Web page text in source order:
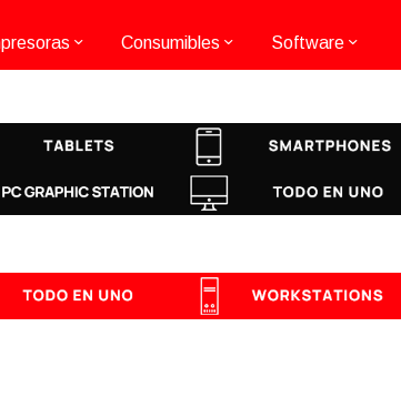
Consumibles Software